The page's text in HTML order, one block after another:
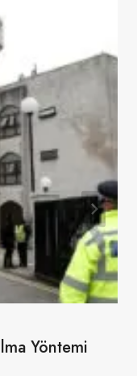
Yöntemi